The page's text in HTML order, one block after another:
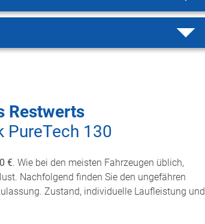
Restwerts
PureTech 130
€. Wie bei den meisten Fahrzeugen üblich,
Nachfolgend finden Sie den ungefähren
Zustand, individuelle Laufleistung und